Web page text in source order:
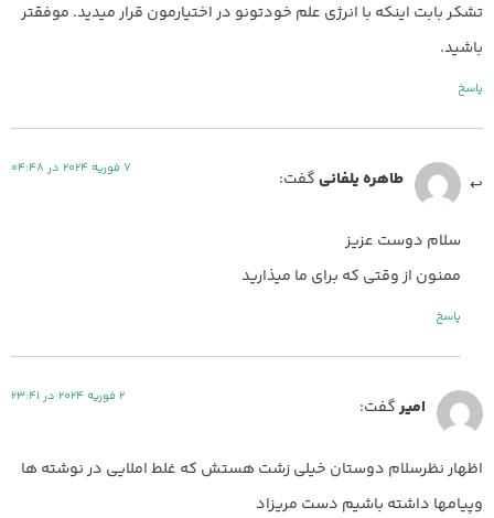
تشکر بابت اینکه با انرژی علم خودتونو در اختیارمون قرار میدید. موفقتر
باشید.
پاسخ
طاهره یلفانیگفت: 7 فوریه 2024 در 04:48
سلام دوست عزیز
ممنون از وقتی که برای ما میذارید
پاسخ
امیرگفت: 2 فوریه 2024 در 23:41
اظهار نظرسلام دوستان خیلی زشت هستش که غلط املایی در نوشته ها
وپیامها داشته باشیم دست مریزاد